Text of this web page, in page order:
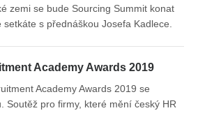
zemi se bude Sourcing Summit konat
s přednáškou Josefa Kadlece.
Academy Awards 2019
Academy Awards 2019 se
Soutěž pro firmy, které mění český HR